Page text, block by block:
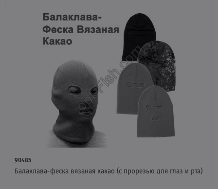
90485
Балаклава-феска вязаная какао (с прорезью для глаз и рта)